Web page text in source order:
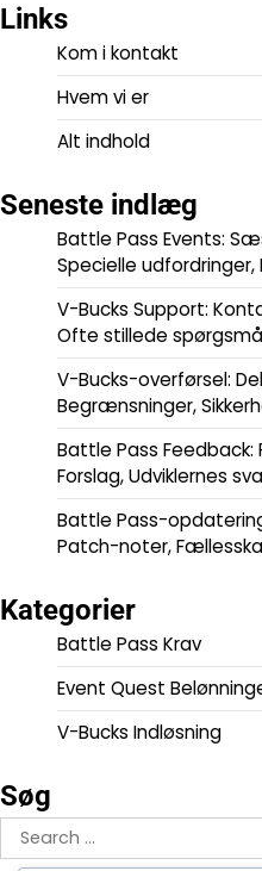
Links
Kom i kontakt
Hvem vi er
Alt indhold
Seneste indlæg
Battle Pass Events:
Specielle
V-Bucks Support:
Ofte stillede
V-Bucks-overførsel:
Begrænsninger,
Battle Pass
Forslag, Udviklernes
Battle Pass-
Patch-noter,
Kategorier
Battle Pass Krav
Event Quest
V-Bucks Indløsning
Søg
Search
for: